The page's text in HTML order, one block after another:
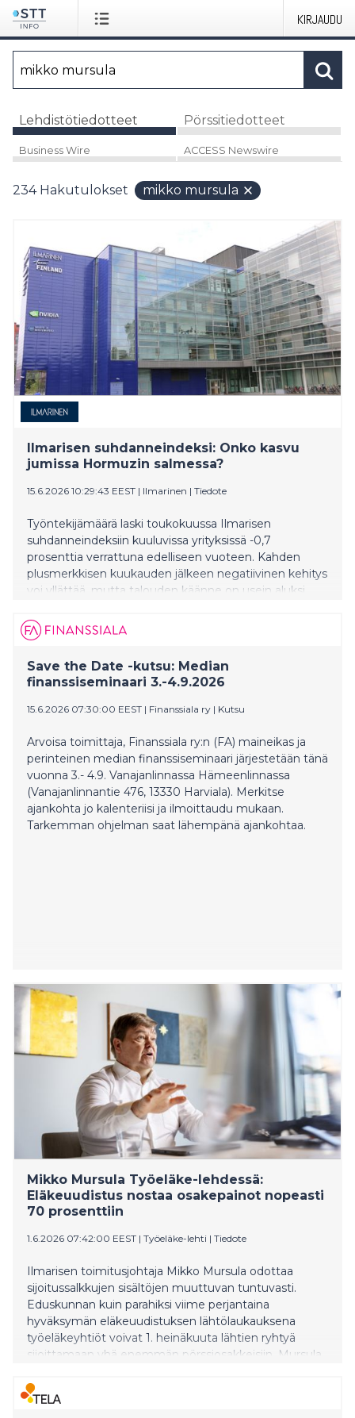
KIRJAUDU
Lehdistötiedotteet Pörssitiedotteet
Business Wire ACCESS Newswire
234 Hakutulokset mikko mursula
Ilmarisen suhdanneindeksi: Onko kasvu
jumissa Hormuzin salmessa?
15.6.2026 10:29:43 EEST | Ilmarinen | Tiedote
Työntekijämäärä laski toukokuussa Ilmarisen
suhdanneindeksiin kuuluvissa yrityksissä -0,7
prosenttia verrattuna edelliseen vuoteen. Kahden
plusmerkkisen kuukauden jälkeen negatiivinen kehitys
voi yllättää, mutta talouden käänne on usein aluksi
Save the Date -kutsu: Median
finanssiseminaari 3.-4.9.2026
15.6.2026 07:30:00 EEST | Finanssiala ry | Kutsu
Arvoisa toimittaja, Finanssiala ry:n (FA) maineikas ja
perinteinen median finanssiseminaari järjestetään tänä
vuonna 3.- 4.9. Vanajanlinnassa Hämeenlinnassa
(Vanajanlinnantie 476, 13330 Harviala). Merkitse
ajankohta jo kalenteriisi ja ilmoittaudu mukaan.
Tarkemman ohjelman saat lähempänä ajankohtaa.
Mikko Mursula Työeläke-lehdessä:
Eläkeuudistus nostaa osakepainot nopeasti
70 prosenttiin
1.6.2026 07:42:00 EEST | Työeläke-lehti | Tiedote
Ilmarisen toimitusjohtaja Mikko Mursula odottaa
sijoitussalkkujen sisältöjen muuttuvan tuntuvasti.
Eduskunnan kuin parahiksi viime perjantaina
hyväksymän eläkeuudistuksen lähtölaukauksena
työeläkeyhtiöt voivat 1. heinäkuuta lähtien ryhtyä
sijoittamaan yhä enemmän pörssiosakkeisiin. Mursula
kesäkuun Työeläke-lehdessä.